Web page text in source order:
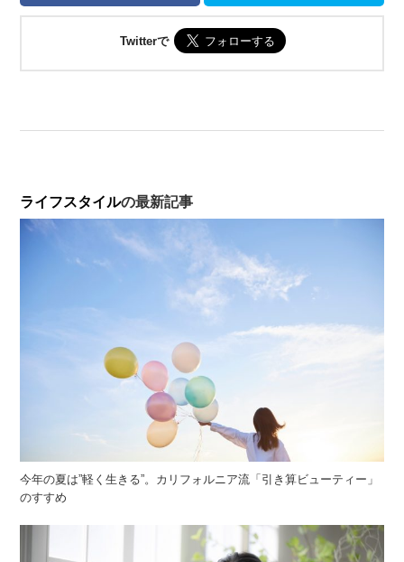
Twitterで
ライフスタイルの最新記事
今年の夏は”軽く生きる”。カリフォルニア流「引き算ビューティー」
のすすめ